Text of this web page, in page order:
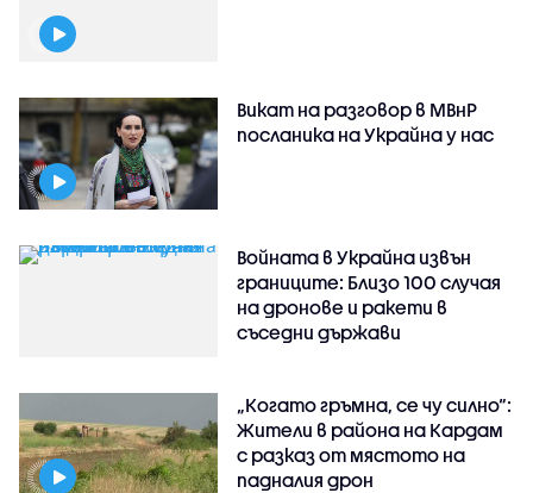
Викат на разговор в МВнР
посланика на Украйна у нас
Войната в Украйна извън
границите: Близо 100 случая
на дронове и ракети в
съседни държави
„Когато гръмна, се чу силно“:
Жители в района на Кардам
с разказ от мястото на
падналия дрон